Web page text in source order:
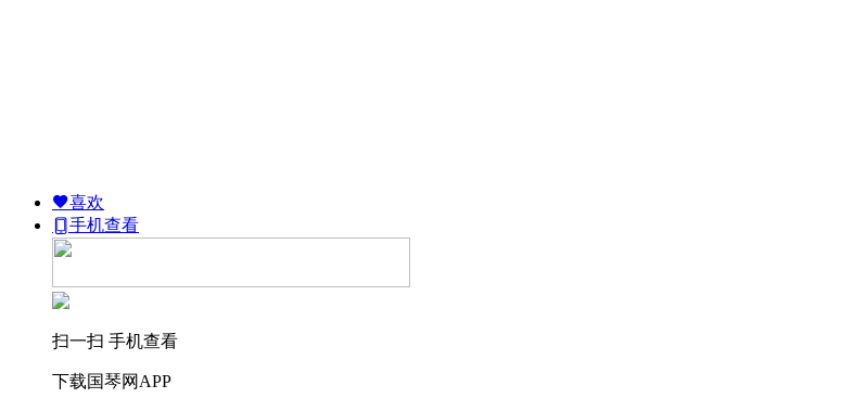
喜欢
手机查看
扫一扫 手机查看
下载国琴网APP